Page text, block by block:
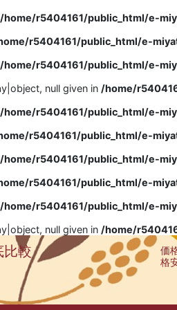
/home/r5404161/public_html/e-
r5404161/public_html/e-
/home/r5404161/public_html/e-
null given in /home/
/home/r5404161/public_html/e-
r5404161/public_html/e-
/home/r5404161/public_html/e-
r5404161/public_html/e-
/home/r5404161/public_html/e-
null given in /home/
比較
価
格